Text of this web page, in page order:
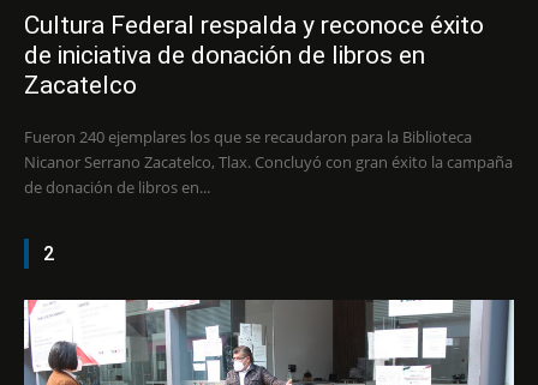
Cultura Federal respalda y reconoce éxito
de iniciativa de donación de libros en
Zacatelco
Fueron 240 ejemplares los que se recaudaron para la Biblioteca
Nicanor Serrano Zacatelco, Tlax. Concluyó con gran éxito la campaña
de donación de libros en...
2